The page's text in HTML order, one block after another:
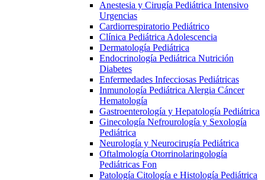
Anestesia y Cirugía Pediátrica Intensivo
Urgencias
Cardiorrespiratorio Pediátrico
Clínica Pediátrica Adolescencia
Dermatología Pediátrica
Endocrinología Pediátrica Nutrición
Diabetes
Enfermedades Infecciosas Pediátricas
Inmunología Pediátrica Alergia Cáncer
Hematología
Gastroenterología y Hepatología Pediátrica
Ginecología Nefrourología y Sexología
Pediátrica
Neurología y Neurocirugía Pediátrica
Oftalmología Otorrinolaringología
Pediátricas Fon
Patología Citología e Histología Pediátrica